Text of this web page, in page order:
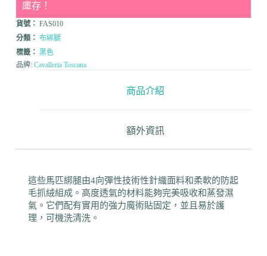
庫存！
貨號： FAS010
分類： 布綁腿
標籤： 黑色
品牌: Cavalleria Toscana
商品介紹
額外資訊
這些馬匹綁腿由4向彈性技術性針織面料和柔軟的防起
毛抓絨組成。高度透氣的材料能夠完美吸收和蒸發濕
氣。它們配有實用的強力魔術貼固定，並且易於護
理，可機洗清洗。